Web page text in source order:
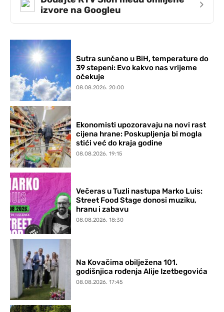
izvore na Googleu
›
Sutra sunčano u BiH, temperature do
39 stepeni: Evo kakvo nas vrijeme
očekuje
08.08.2026. 20:00
Ekonomisti upozoravaju na novi rast
cijena hrane: Poskupljenja bi mogla
stići već do kraja godine
08.08.2026. 19:15
Večeras u Tuzli nastupa Marko Luis:
Street Food Stage donosi muziku,
hranu i zabavu
08.08.2026. 18:30
Na Kovačima obilježena 101.
godišnjica rođenja Alije Izetbegovića
08.08.2026. 17:45